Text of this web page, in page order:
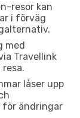
resor kan
i förväg
med
Travellink
låser upp
ändringar